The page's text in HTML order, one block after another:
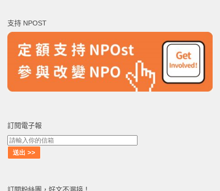
字:
支持 NPOST
訂閱電子報